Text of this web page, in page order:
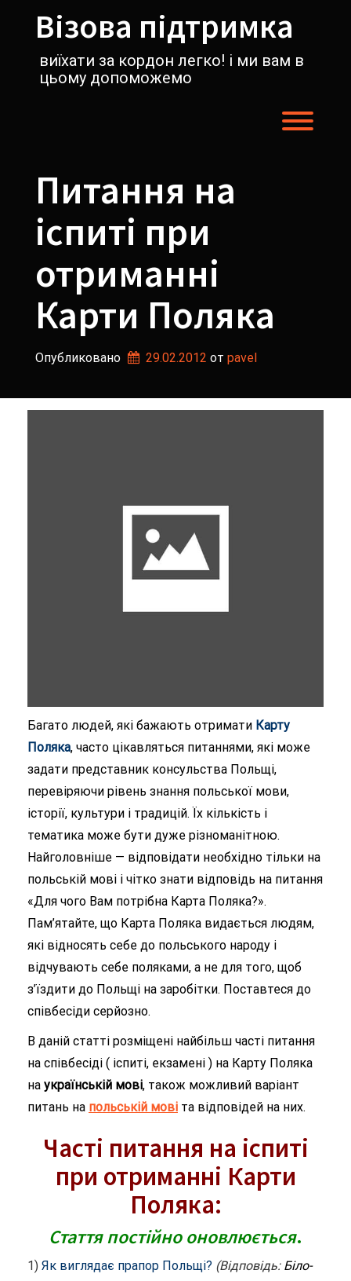
содержимомуВізова підтримка
виїхати за кордон легко! і ми вам в
цьому допоможемо
Питання на
іспиті при
отриманні
Карти Поляка
Опубликовано 29.02.2012 от pavel
Багато людей, які бажають отримати Карту
Поляка, часто цікавляться питаннями, які може
задати представник консульства Польщі,
перевіряючи рівень знання польської мови,
історії, культури і традицій. Їх кількість і
тематика може бути дуже різноманітною.
Найголовніше — відповідати необхідно тільки на
польській мові і чітко знати відповідь на питання
«Для чого Вам потрібна Карта Поляка?».
Пам’ятайте, що Карта Поляка видається людям,
які відносять себе до польського народу і
відчувають себе поляками, а не для того, щоб
з’їздити до Польщі на заробітки. Поставтеся до
співбесіди серйозно.
В даній статті розміщені найбільш часті питання
на співбесіді ( іспиті, екзамені ) на Карту Поляка
на українській мові, також можливий варіант
питань на польській мові та відповідей на них.
Часті питання на іспиті
при отриманні Карти
Поляка:
Стаття постійно оновлюється.
1) Як виглядає прапор Польщі? (Відповідь: Біло-